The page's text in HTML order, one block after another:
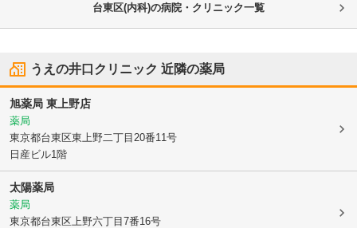
台東区(内科)の病院・クリニック一覧
うえの井口クリニック 近隣の薬局
旭薬局 東上野店
薬局
東京都台東区東上野二丁目20番11号
日産ビル1階
太陽薬局
薬局
東京都台東区 上野六丁目7番16号